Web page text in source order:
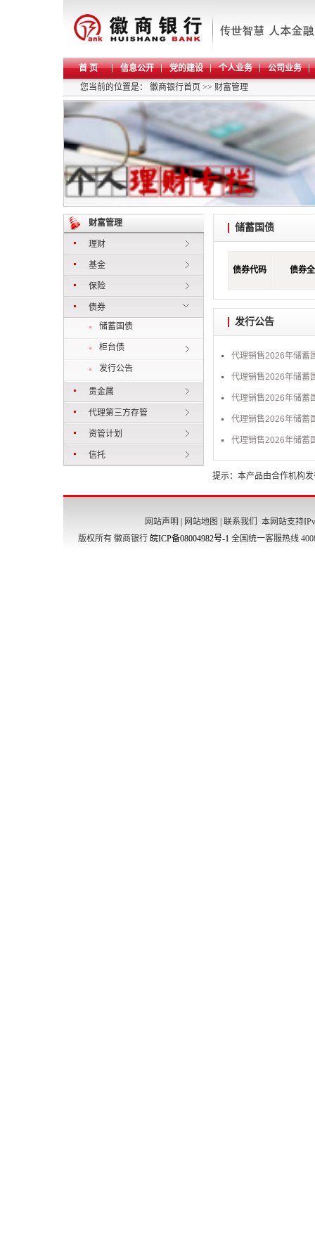
首 页 信息公开 党的建设 个人业务
公司业务
您当前的位置是： 徽商银行首页 >> 财富管理
财富管理
理财
基金
保险
债券
储蓄国债
柜台债
发行公告
贵金属
代理第三方存管
资管计划
信托
储蓄国债
债券代码 债券
发行公告
代理销售2026年储蓄
代理销售2026年储蓄
代理销售2026年储蓄
代理销售2026年储蓄
代理销售2026年储蓄
提示：本产品由合作机构
网站声明 网站地图 联系我们
本网站支持
版权所有 徽商银行 皖ICP备08004982号-1 全国统一客服热线